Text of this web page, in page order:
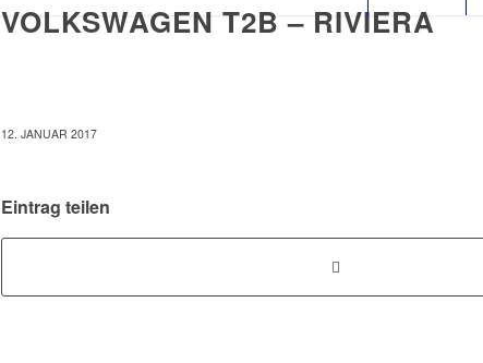
VOLKSWAGEN T2B – RIVIERA
12. JANUAR 2017
Eintrag teilen